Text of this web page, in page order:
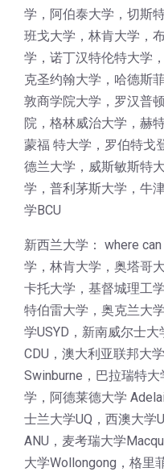
学，阿伯泰大学，切斯
班戈大学，林肯大学，
学，诺丁汉特伦特大学
克圣约翰大学，哈德斯
敦商学院大学，罗汉普
院，格林威治大学，赫
蒙福 特大学，罗伯特戈
德兰大学，威斯敏斯特
学，普利茅斯大学，牛
学BCU
新西兰大学： where
学，林肯大学，奥塔哥
卡托大学，基督城理工
特伯雷大学，奥克兰大
学USYD，新南威尔士
CDU，澳大利亚联邦大
Swinburne，巴拉瑞特
学，阿德莱德大学
士兰大学UQ，西澳大学
ANU，麦考瑞大学
大学Wollongong，格里